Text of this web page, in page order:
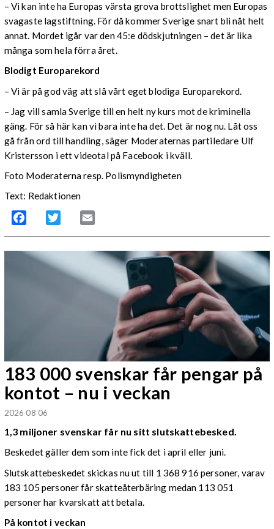
– Vi kan inte ha Europas värsta grova brottslighet men Europas
svagaste lagstiftning. För då kommer Sverige snart bli nåt helt
annat. Mordet igår var den 45:e dödskjutningen – det är lika
många som hela förra året.
Blodigt Europarekord
– Vi är på god väg att slå vårt eget blodiga Europarekord.
– Jag vill samla Sverige till en helt ny kurs mot de kriminella
gäng. För så här kan vi bara inte ha det. Det är nog nu. Låt oss
gå från ord till handling, säger Moderaternas partiledare Ulf
Kristersson i ett videotal på Facebook i kväll.
Foto Moderaterna resp. Polismyndigheten
Text: Redaktionen
Facebook Twitter
183 000 svenskar får pengar på
kontot – nu i veckan
2026 08 06
1,3 miljoner svenskar får nu sitt slutskattebesked.
Beskedet gäller dem som inte fick det i april eller juni.
Slutskattebeskedet skickas nu ut till 1 368 916 personer, varav
183 105 personer får skatteåterbäring medan 113 051
personer har kvarskatt att betala.
På kontot i veckan